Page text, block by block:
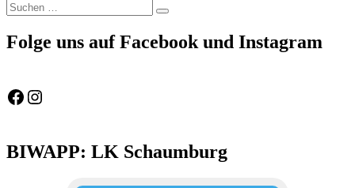
Suchen
nach:
Suchen
Folge uns auf Facebook und Instagram
Feuerwehr Gemeinde Wölpinghausen
fw_gemeinde_woelpinghausen
BIWAPP: LK Schaumburg